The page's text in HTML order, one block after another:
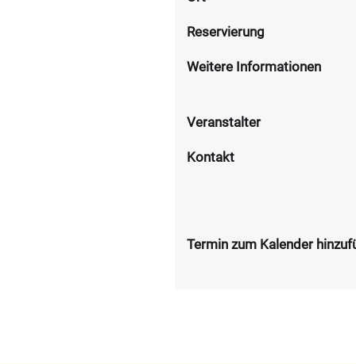
Reservierung
Weitere Informationen
Veranstalter
Kontakt
Termin zum Kalender